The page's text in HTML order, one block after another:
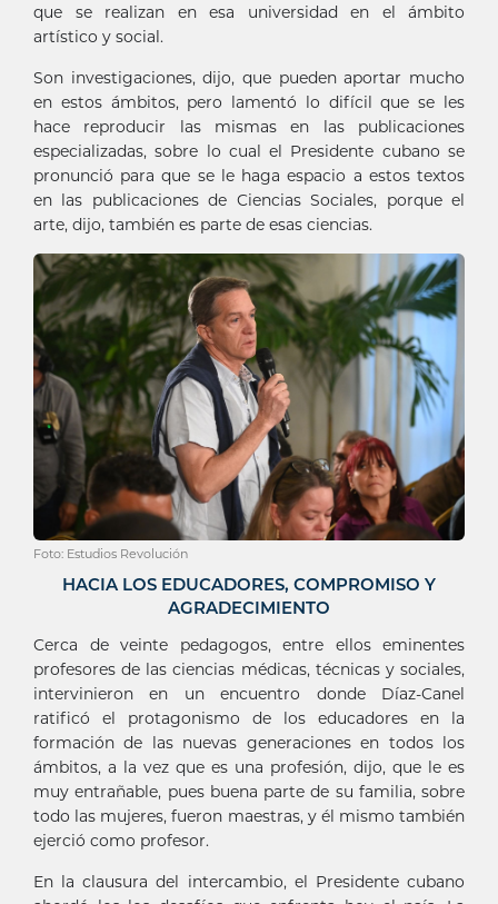
que se realizan en esa universidad en el ámbito
artístico y social.
Son investigaciones, dijo, que pueden aportar mucho
en estos ámbitos, pero lamentó lo difícil que se les
hace reproducir las mismas en las publicaciones
especializadas, sobre lo cual el Presidente cubano se
pronunció para que se le haga espacio a estos textos
en las publicaciones de Ciencias Sociales, porque el
arte, dijo, también es parte de esas ciencias.
Foto: Estudios Revolución
HACIA LOS EDUCADORES, COMPROMISO Y
AGRADECIMIENTO
Cerca de veinte pedagogos, entre ellos eminentes
profesores de las ciencias médicas, técnicas y sociales,
intervinieron en un encuentro donde Díaz-Canel
ratificó el protagonismo de los educadores en la
formación de las nuevas generaciones en todos los
ámbitos, a la vez que es una profesión, dijo, que le es
muy entrañable, pues buena parte de su familia, sobre
todo las mujeres, fueron maestras, y él mismo también
ejerció como profesor.
En la clausura del intercambio, el Presidente cubano